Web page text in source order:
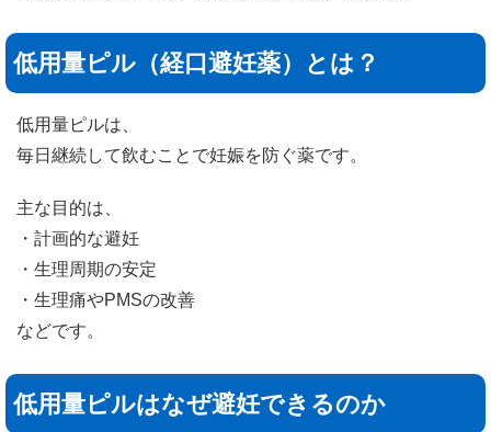
低用量ピル（経口避妊薬）とは？
低用量ピルは、
毎日継続して飲むことで妊娠を防ぐ薬です。
主な目的は、
・計画的な避妊
・生理周期の安定
・生理痛やPMSの改善
などです。
低用量ピルはなぜ避妊できるのか